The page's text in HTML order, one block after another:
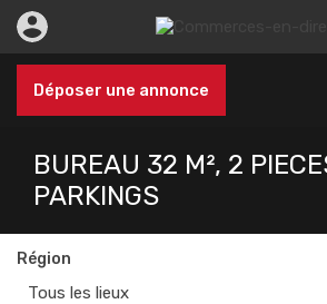
Déposer une annonce
BUREAU 32 M², 2
PARKINGS
Région
Tous les lieux